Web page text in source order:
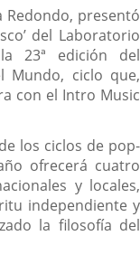
Redondo, presentó
del Laboratorio
23ª edición del
Mundo, ciclo que,
con el Intro Music
los ciclos de pop-
ofrecerá cuatro
y locales,
independiente y
la filosofía del